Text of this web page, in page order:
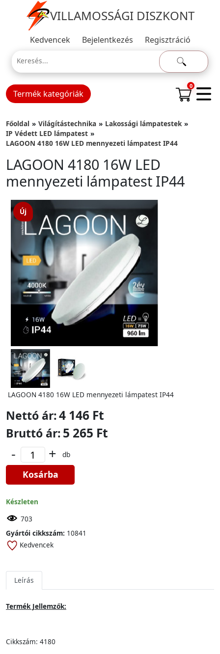
VILLAMOSSÁGI DISZKONT
Kedvencek Bejelentkezés Regisztráció
Termék kategóriák
0
Főoldal Világítástechnika
Lakossági lámpatestek
IP Védett LED lámpatest
LAGOON 4180 16W LED mennyezeti lámpatest IP44
LAGOON 4180 16W LED
mennyezeti lámpatest IP44
Új
LAGOON 4180 16W LED mennyezeti lámpatest IP44
Nettó ár:4 146 Ft
Bruttó ár:5 265 Ft
- + db
Kosárba
Készleten
703
Gyártói cikkszám: 10841
Kedvencek
Leírás
Termék Jellemzők:
Cikkszám: 4180